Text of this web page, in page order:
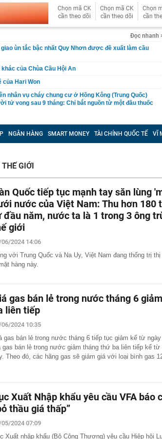
Chọn mã CK
cần theo dõi
Chọn mã CK
cần theo dõi
Chọn
cần
Đọc nhanh
giao ùn tắc bậc nhất Quy Nhơn được đề xuất làm cầu
của Chùa Cầu Hội An
của Hari Won
nhân vụ cháy chung cư ở Hồng Kông (Trung Quốc)
tử vong sau 9 tháng: Chỉ bắt nguồn từ một đầu thuốc
cảnh với chủ hộ kinh doanh Trang Dương
7 Âm lịch, 3 con giáp này vẫn được Thần tài che chở,
cuộc đời
lại thích mua
triển khai loạt ưu đãi tháng 8, giá Omoda C5 từ 459,1
nhiều gia đình không còn lát kín sân bằng gạch? 2
vừa thoát nước tốt đang dần trở thành xu hướng
mẹ trồng 19 năm bất ngờ “nằm dài” khắp chậu, đến
trầm trồ.
'cá voi' Strategy: ChatGPT giúp tôi kiếm 15 tỷ USD,
hơn robot
dùng ChatGPT miễn phí
thu là hết nóng, phải đến tiết Xử thử mới thật sự mát
tốc Quảng Ngãi đến Nha Trang thu phí không dừng
nhiều doanh nghiệp Nhà nước báo lãi nghìn tỷ
xe đầu kéo chở nhiều ô tô Lexus bốc cháy trên cao tốc
Mr Pips, Shark Bình đang bị điều tra về 3 tội danh
bán hơn 11 triệu cổ phiếu chưa được phân phối hết
ra ngân hàng gửi tiết kiệm, cụ ông ngỡ ngàng khi tất
NGÂN HÀNG SMART MONEY TÀI CHÍNH QUỐC TẾ VĨ
GIỚI
Quốc tiếp tục mạnh tay săn lùng
nước của Việt Nam: Thu hơn 180
đầu năm, nước ta là 1 trong 3 ông
giới
2024 14:06
với Trung Quốc và Na Uy, Việt Nam đang thống trị
hàng này.
gas bán lẻ trong nước tháng 6
liên tiếp
2024 10:35
gas bán lẻ trong nước tháng 6 tiếp tục giảm kể từ
gas bán lẻ trong nước giảm tháng thứ ba liên tiếp kể từ
Theo đó, các hãng gas sẽ giảm giá với loại bình gas
Xuất Nhập khẩu yêu cầu VFA báo
thầu giá thấp”
2024 07:09
Xuất nhập khẩu (Bộ Công Thương) yêu cầu Hiệp hội